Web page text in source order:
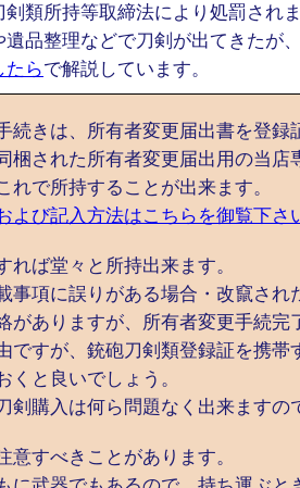
剣類所持等取締法により処罰されま
品整理などで刀剣が出てきたが
たらで解説しています。
続きは、所有者変更届出書を登録
梱された所有者変更届出用の当
れで所持することが出来ます。
よび記入方法はこちらを御覧下さ
れば堂々と所持出来ます。
事項に誤りがある場合・改竄さ
がありますが、所有者変更手続完
ですが、銃砲刀剣類登録証を携
くと良いでしょう。
剣購入は何ら問題なく出来ますの
すべきことがあります。